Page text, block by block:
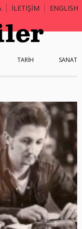
İLETİŞİM ENGLISH
TARİH SANAT